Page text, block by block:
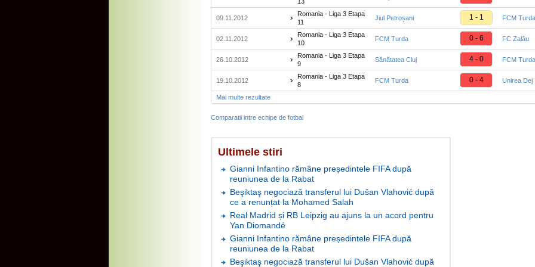
09.11.2012
Romania - Liga 3 Etapa
11
Jiul Petroșani 1 - 1 FCM Turda
02.11.2012
Romania - Liga 3 Etapa
10
FCM Turda 0 - 6 FC Zalău
26.10.2012
Romania - Liga 3 Etapa
9
Sănătatea Cluj 4 - 0 FCM Turda
19.10.2012
Romania - Liga 3 Etapa
8
FCM Turda 0 - 4 Unirea Dej
Mai multe rezultate
Comparatii intre echipe de fotbal
Ultimele stiri
Gianni Infantino rămâne președintele FIFA după
reuniunea de la Rabat
Beşiktaş negociază transferul lui Dušan Vlahović după
ce a renunțat la Mohamed Salah
Real Madrid și RB Leipzig au ajuns la un acord pentru
Yan Diomandé
Gianni Infantino rămâne președintele FIFA după
reuniunea de la Rabat
Beşiktaş negociază transferul lui Dušan Vlahović după